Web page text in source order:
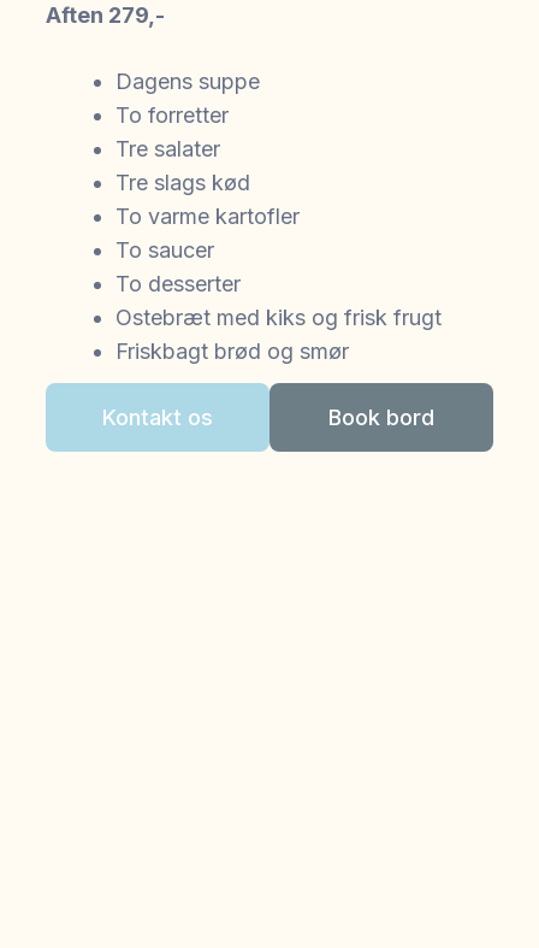
Aften 279,-
Dagens suppe
To forretter
Tre salater
Tre slags kød
To varme kartofler
To saucer
To desserter
Ostebræt med kiks og frisk frugt
Friskbagt brød og smør
Kontakt os Book bord